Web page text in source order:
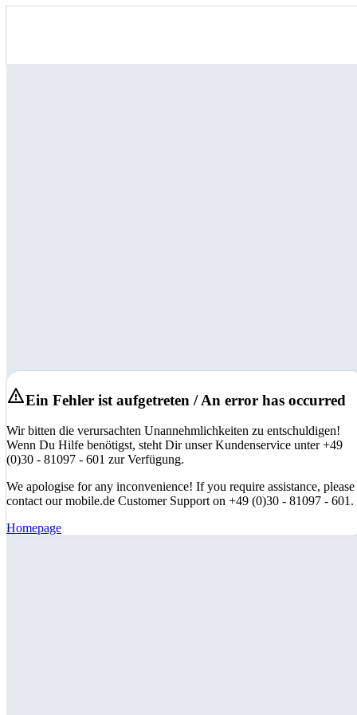
Ein Fehler ist aufgetreten / An error has occurred
Wir bitten die verursachten Unannehmlichkeiten zu entschuldigen!
Wenn Du Hilfe benötigst, steht Dir unser Kundenservice unter +49
(0)30 - 81097 - 601 zur Verfügung.
We apologise for any inconvenience! If you require assistance, please
contact our mobile.de Customer Support on +49 (0)30 - 81097 - 601.
Homepage